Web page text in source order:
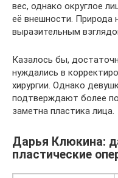
вес, однако округлое
её внешности. Природа
выразительным
Казалось бы,
нуждались в
хирургии. Однако
подтверждают более
заметна пластика лица.
Дарья Клюкина:
пластические